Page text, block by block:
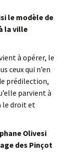
le modèle de
la ville
à opérer, le
ceux qui n’en
prédilection,
parvient à
le droit et
Olivesi
des Pinçot